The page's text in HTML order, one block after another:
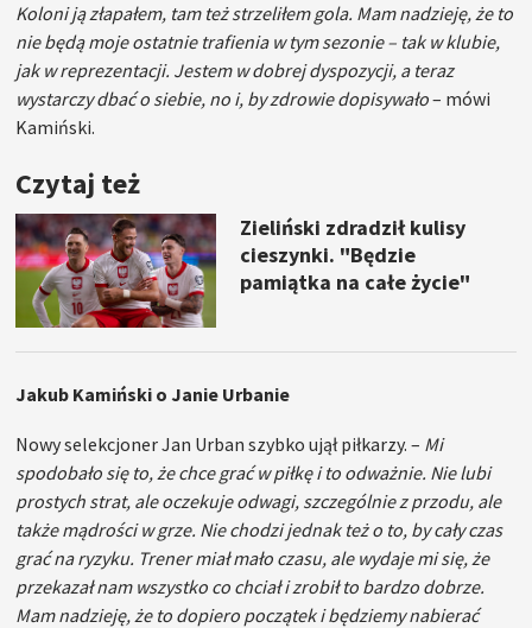
Koloni ją złapałem, tam też strzeliłem gola. Mam nadzieję, że to
nie będą moje ostatnie trafienia w tym sezonie – tak w klubie,
jak w reprezentacji. Jestem w dobrej dyspozycji, a teraz
wystarczy dbać o siebie, no i, by zdrowie dopisywało– mówi
Kamiński.
Czytaj też
Zieliński zdradził kulisy
cieszynki. "Będzie
pamiątka na całe życie"
Jakub Kamiński o Janie Urbanie
Nowy selekcjoner Jan Urban szybko ujął piłkarzy. – Mi
spodobało się to, że chce grać w piłkę i to odważnie. Nie lubi
prostych strat, ale oczekuje odwagi, szczególnie z przodu, ale
także mądrości w grze. Nie chodzi jednak też o to, by cały czas
grać na ryzyku. Trener miał mało czasu, ale wydaje mi się, że
przekazał nam wszystko co chciał i zrobił to bardzo dobrze.
Mam nadzieję, że to dopiero początek i będziemy nabierać